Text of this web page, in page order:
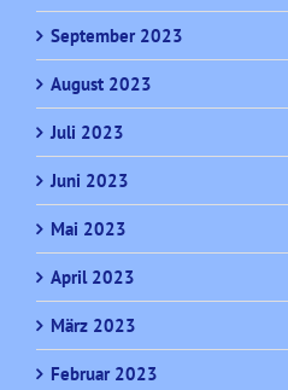
September 2023
August 2023
Juli 2023
Juni 2023
Mai 2023
April 2023
März 2023
Februar 2023